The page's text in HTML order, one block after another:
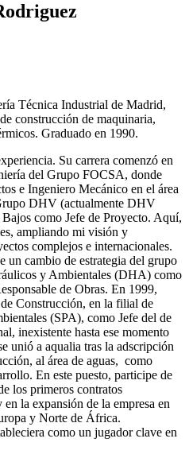
Técnica Industrial de Madrid,
construcción de maquinaria,
Graduado en 1990.
Su carrera comenzó en
del Grupo FOCSA, donde
e Ingeniero Mecánico en el área
DHV (actualmente DHV
como Jefe de Proyecto. Aquí,
ampliando mi visión y
complejos e internacionales.
un cambio de estrategia del grupo
y Ambientales (DHA) como
de Obras. En 1999,
Construcción, en la filial de
(SPA), como Jefe del de
inexistente hasta ese momento
unió a aqualia tras la adscripción
al área de aguas, como
En este puesto, participe de
los primeros contratos
la expansión de la empresa en
y Norte de África.
como un jugador clave en